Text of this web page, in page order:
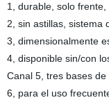
1, durable, solo frente,
2, sin astillas, sistema
3, dimensionalmente
4, disponible sin/con
Canal 5, tres bases
6, para el uso